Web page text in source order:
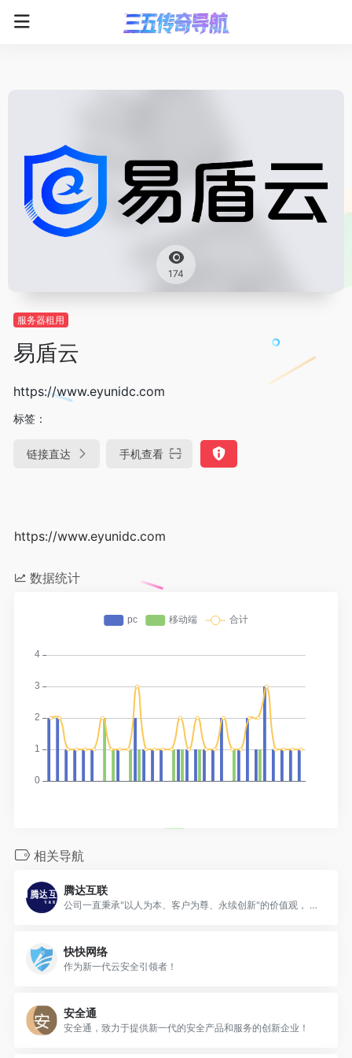
174
服务器租用
易盾云
https://www.eyunidc.com
标签：
链接直达 手机查看
https://www.eyunidc.com
数据统计
相关导航
腾达互联
公司一直秉承"以人为本、客户为尊、永续创新"的价值观， 坚持"以微笑收获友善， 以尊重收获理解，以责任收获支持，
快快网络
作为新一代云安全引领者！
安全通
安全通，致力于提供新一代的安全产品和服务的创新企业！